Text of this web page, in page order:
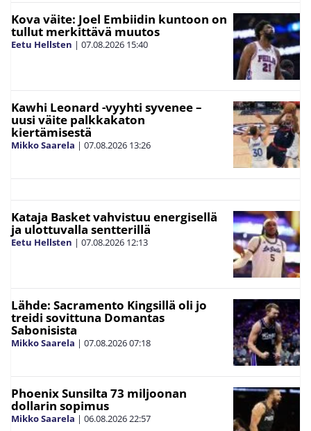
Kova väite: Joel Embiidin kuntoon on
tullut merkittävä muutos
Eetu Hellsten | 07.08.2026 15:40
Kawhi Leonard -vyyhti syvenee –
uusi väite palkkakaton
kiertämisestä
Mikko Saarela | 07.08.2026 13:26
Kataja Basket vahvistuu energisellä
ja ulottuvalla sentterillä
Eetu Hellsten | 07.08.2026 12:13
Lähde: Sacramento Kingsillä oli jo
treidi sovittuna Domantas
Sabonisista
Mikko Saarela | 07.08.202607:18
Phoenix Sunsilta 73 miljoonan
dollarin sopimus
Mikko Saarela | 06.08.202622:57